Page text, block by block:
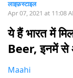
लाइफ़स्टाइल
Apr 07, 2021 at 11:08
ये हैं भारत में
Beer, इनमें से
Maahi